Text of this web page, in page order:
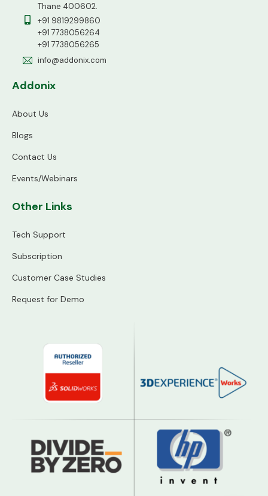
Thane 400602.
+91 9819299860
+91 7738056264
+91 7738056265
info@addonix.com
Addonix
About Us
Blogs
Contact Us
Events/Webinars
Other Links
Tech Support
Subscription
Customer Case Studies
Request for Demo